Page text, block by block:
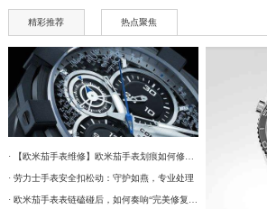
精彩推荐 热点聚焦
· 【欧米茄手表维修】欧米茄手表划痕如何修复？
· 劳力士手表安全扣松动：守护如燕，专业处理